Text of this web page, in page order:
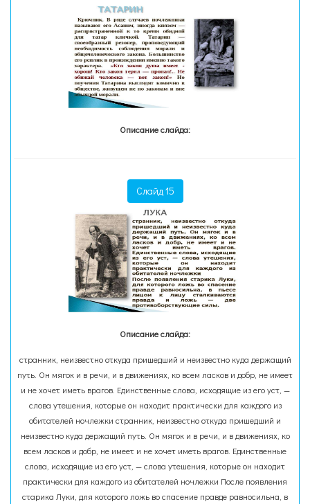
Описание слайда:
Слайд 15
Описание слайда:
странник, неизвестно откуда пришедший и неизвестно куда держащий
путь. Он мягок и в речи, и в движениях, ко всем ласков и добр, не имеет
и не хочет иметь врагов. Единственные слова, исходящие из его уст, —
слова утешения, которые он находит практически для каждого из
обитателей ночлежки странник, неизвестно откуда пришедший и
неизвестно куда держащий путь. Он мягок и в речи, и в движениях, ко
всем ласков и добр, не имеет и не хочет иметь врагов. Единственные
слова, исходящие из его уст, — слова утешения, которые он находит
практически для каждого из обитателей ночлежки После появления
старика Луки, для которого ложь во спасение правде равносильна, в